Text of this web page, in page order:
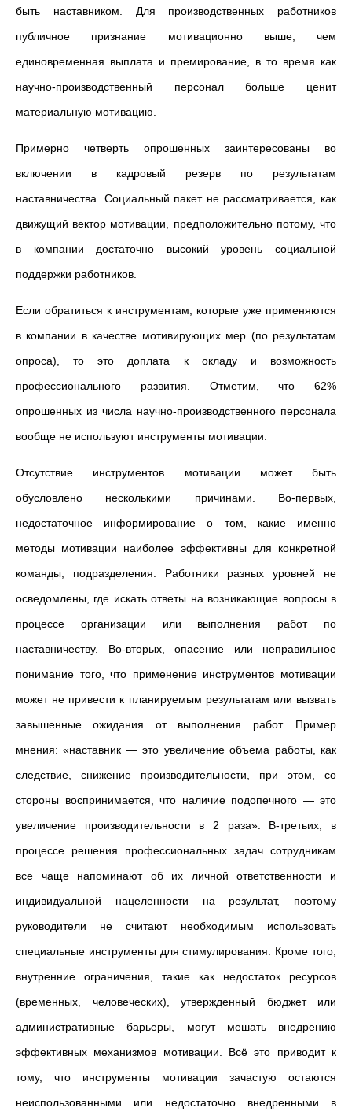
быть наставником. Для производственных работников
публичное признание мотивационно выше, чем
единовременная выплата и премирование, в то время как
научно-производственный персонал больше ценит
материальную мотивацию.
Примерно четверть опрошенных заинтересованы во
включении в кадровый резерв по результатам
наставничества. Социальный пакет не рассматривается
как
движущий вектор мотивации, предположительно потому, что
в компании достаточно высокий уровень социальной
поддержки работников.
Если обратиться к инструментам, которые уже применяются
в компании в качестве мотивирующих мер (по результатам
опроса), то это доплата к окладу и возможность
профессионального развития. Отметим, что 62%
опрошенных из числа научно-производственного персонала
вообще не используют инструменты мотивации.
Отсутствие инструментов мотивации может быть
обусловлено несколькими причинами. Во-первых,
недостаточное информирование о том, какие именно
методы мотивации наиболее эффективны для конкретной
команды, подразделения. Работники разных уровней не
осведомлены, где искать ответы на возникающие вопросы в
процессе организации или выполнения работ по
наставничеству. Во-вторых, опасение или неправильное
понимание того, что применение инструментов мотивации
может не привести к планируемым результатам или вызвать
завышенные ожидания от выполнения работ. Пример
мнения: «наставник — это увеличение объема работы, как
следствие, снижение производительности, при этом, со
стороны воспринимается, что наличие подопечного — это
увеличение производительности в 2 раза». В-третьих, в
процессе решения профессиональных задач сотрудникам
все чаще напоминают об их личной ответственности и
индивидуальной нацеленности на результат, поэтому
руководители не считают необходимым использовать
специальные инструменты для стимулирования. Кроме того,
внутренние ограничения, такие как недостаток ресурсов
(временных, человеческих), утвержденный бюджет или
административные барьеры, могут мешать внедрению
эффективных механизмов мотивации. Всё это приводит к
тому, что инструменты мотивации зачастую остаются
неиспользованными или недостаточно внедренными в